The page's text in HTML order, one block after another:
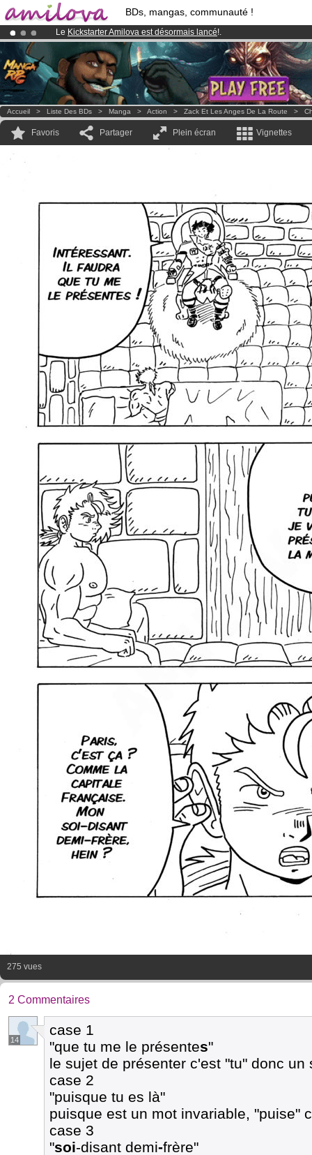
BDs, mangas, communauté !
Le Kickstarter Amilova est désormais lancé!.
Déjà 100000membreset 1000BDs & Mangas!
Abonnement premium: à partir de
3.95 eurospar mois !Clique ici
Accueil > Liste Des BDs > Manga > Action > Zack Et Les Anges De La Route >
Favoris Partager Plein écran Vignettes
275 vues
2 Commentaires
14
case 1
"que tu me le présentes"
le sujet de présenter c'est "tu" donc un
case 2
"puisque tu es là"
puisque est un mot invariable, "puise"
case 3
"soi-disant demi-frère"